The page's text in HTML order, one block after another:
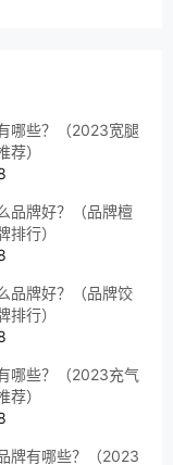
哪些？（2023宽腿
荐）
品牌好？（品牌檀
排行）
品牌好？（品牌饺
排行）
哪些？（2023充气
荐）
牌有哪些？（2023